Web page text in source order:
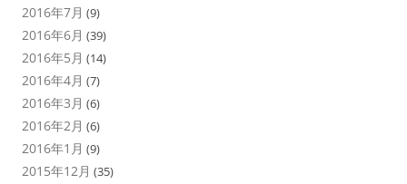
2016年7月 (9)
2016年6月 (39)
2016年5月 (14)
2016年4月 (7)
2016年3月 (6)
2016年2月 (6)
2016年1月 (9)
2015年12月 (35)